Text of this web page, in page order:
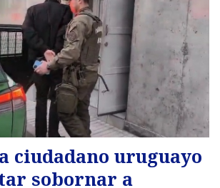
ciudadano uruguayo
sobornar a